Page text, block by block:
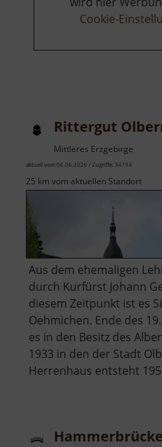
Cookie-
Rittergut
Mittleres Erzgebirge
aktuell vom 06.06.2026 / Zugriffe: 34794
25 km vom aktuellen Standort
Aus dem ehemaligen
durch Kurfürst Johann
diesem Zeitpunkt ist es
Oehmichen. Ende des
es in den Besitz des
1933 in den der Stadt
Herrenhaus entsteht